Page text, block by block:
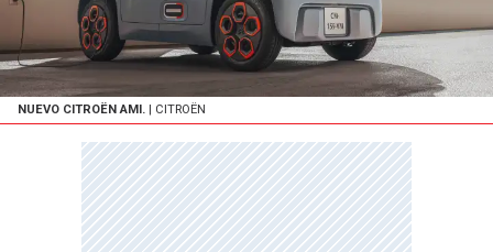
NUEVO CITROËN AMI. | CITROËN